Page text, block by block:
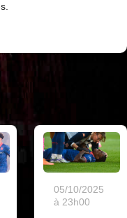
05/10/2025
à 23h00